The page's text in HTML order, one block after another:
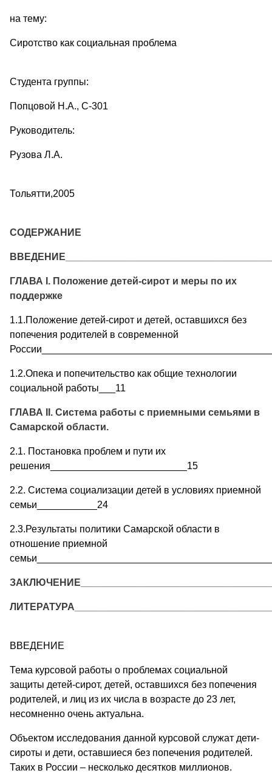
на тему:
Сиротство как социальная проблема
Студента группы:
Попцовой Н.А., С-301
Руководитель:
Рузова Л.А.
Тольятти,2005
СОДЕРЖАНИЕ
ГЛАВА I. Положение детей-сирот и меры по их
поддержке
1.1.Положение детей-сирот и детей, оставшихся без
попечения родителей в современной
1.2.Опека и попечительство как общие технологии
социальной работы___11
ГЛАВА II . Система работы с приемными семьями в
Самарской области.
2.1. Постановка проблем и пути их
решения_________________________15
2.2. Система социализации детей в условиях приемной
семьи___________24
2.3.Результаты политики Самарской области в
отношение приемной
ВВЕДЕНИЕ
Тема курсовой работы о проблемах социальной
защиты детей-сирот, детей, оставшихся без попечения
родителей, и лиц из их числа в возрасте до 23 лет,
несомненно очень актуальна.
Объектом исследования данной курсовой служат дети-
сироты и дети, оставшиеся без попечения родителей.
Таких в России – несколько десятков миллионов.